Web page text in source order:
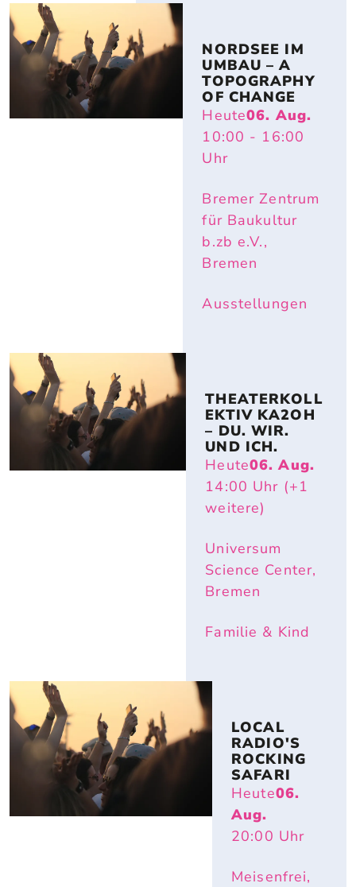
NORDSEE IM
UMBAU – A
TOPOGRAPHY
OF CHANGE
Heute06. Aug.
10:00 - 16:00
Uhr
Bremer Zentrum
für Baukultur
b.zb e.V.,
Bremen
Ausstellungen
THEATERKOLL
EKTIV KA2OH
– DU. WIR.
UND ICH.
Heute06. Aug.
14:00 Uhr (+1
weitere)
Universum
Science Center,
Bremen
Familie & Kind
LOCAL
RADIO'S
ROCKING
SAFARI
Heute06.
Aug.
20:00 Uhr
Meisenfrei,